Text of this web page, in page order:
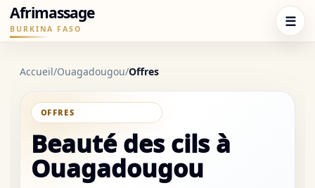
Afrimassage
BURKINA FASO ☰
Accueil/Ouagadougou/Offres
Beauté des cils à
Ouagadougou